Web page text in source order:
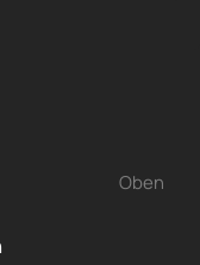
Oben